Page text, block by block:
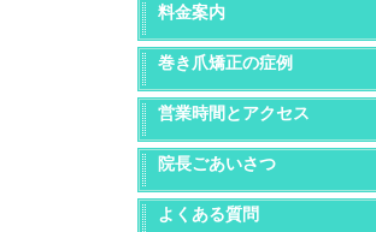
料金案内
巻き爪矯正の症例
営業時間とアクセス
院長ごあいさつ
よくある質問